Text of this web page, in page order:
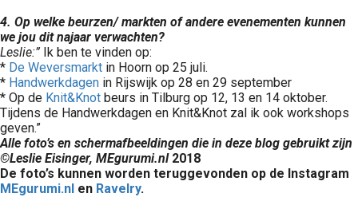
4. Op welke beurzen/ markten of andere evenementen kunnen
we jou dit najaar verwachten?
Leslie:” Ik ben te vinden op:
* De Weversmarkt in Hoorn op 25 juli.
* Handwerkdagen in Rijswijk op 28 en 29 september
* Op de Knit&Knot beurs in Tilburg op 12, 13 en 14 oktober.
Tijdens de Handwerkdagen en Knit&Knot zal ik ook workshops
geven.”
Alle foto’s en schermafbeeldingen die in deze blog gebruikt zijn
©Leslie Eisinger, MEgurumi.nl2018
De foto’s kunnen worden teruggevonden op de Instagram
MEgurumi.nl en Ravelry.